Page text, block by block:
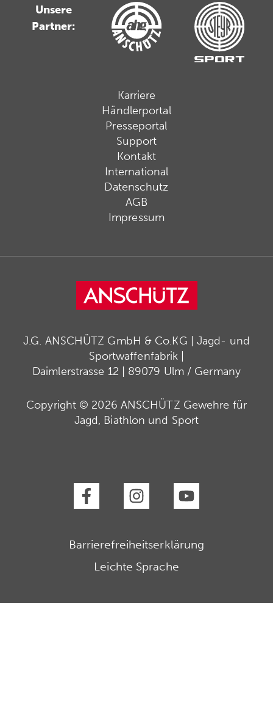
Unsere
Partner:
Karriere
Händlerportal
Presseportal
Support
Kontakt
International
Datenschutz
AGB
Impressum
J.G. ANSCHÜTZ GmbH & Co.KG | Jagd- und
Sportwaffenfabrik |
Daimlerstrasse 12 | 89079 Ulm / Germany
Copyright © 2026 ANSCHÜTZ Gewehre für
Jagd, Biathlon und Sport
Barrierefreiheitserklärung
Leichte Sprache